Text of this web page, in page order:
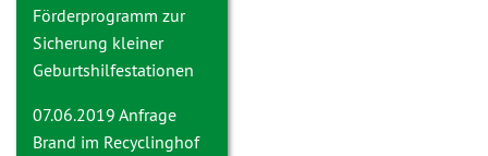
Förderprogramm zur
Sicherung kleiner
Geburtshilfestationen
07.06.2019 Anfrage
Brand im Recyclinghof